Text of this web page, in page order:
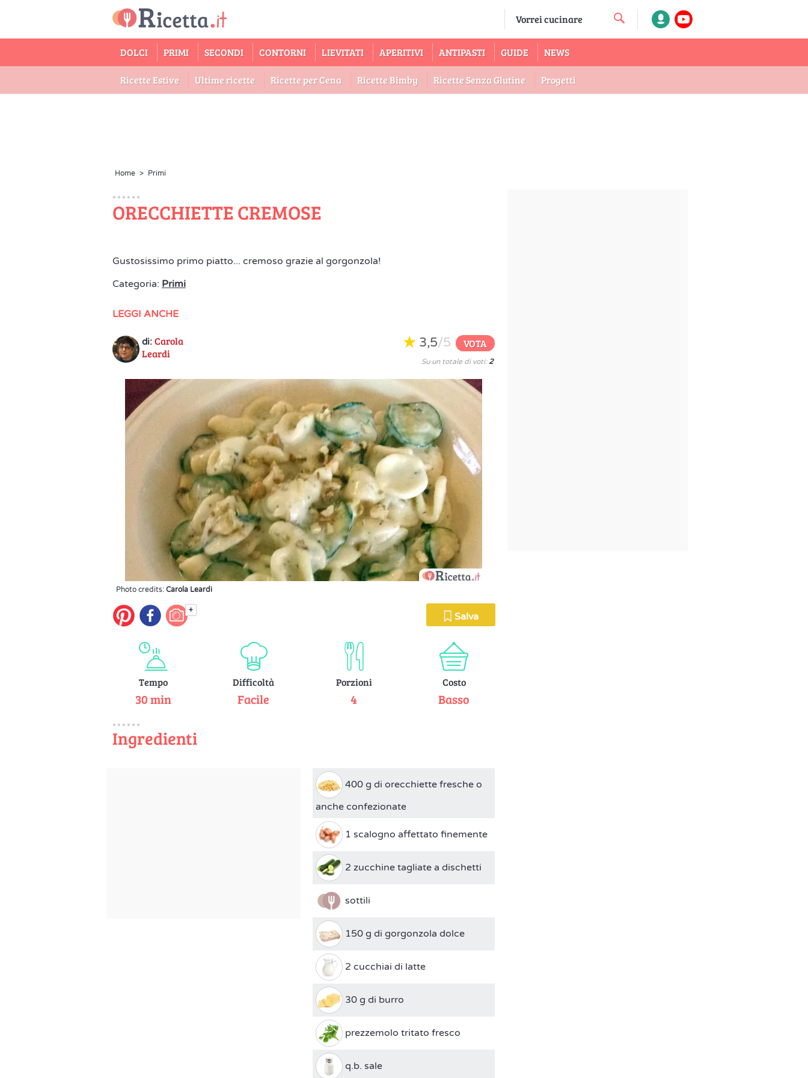
DOLCI PRIMI SECONDI CONTORNI LIEVITATI APERITIVI ANTIPASTI GUIDE NEWS
Ricette Estive Ultime ricette Ricette per Cena Ricette Bimby Ricette Senza Glutine Progetti
Home > Primi
ORECCHIETTE CREMOSE
Gustosissimo primo piatto... cremoso grazie al gorgonzola!
Categoria: Primi
LEGGI ANCHE
di: Carola
Leardi
3,5/5 VOTA
Su un totale di voti: 2
Photo credits: Carola Leardi
+
Salva
Tempo
30 min
Difficoltà
Facile
Porzioni
4
Costo
Basso
Ingredienti
400 g di orecchiette fresche o
anche confezionate
1 scalogno affettato finemente
2 zucchine tagliate a dischetti
sottili
150 g di gorgonzola dolce
2 cucchiai di latte
30 g di burro
prezzemolo tritato fresco
q.b. sale